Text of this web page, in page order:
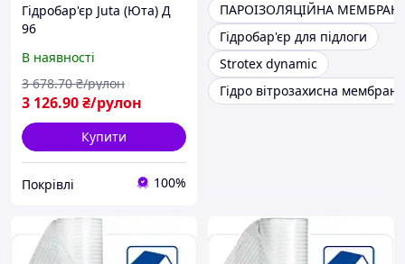
Гідробар'єр Juta (Юта) Д
96
В наявності
3 126.90₴/рулон
3 678.70 ₴/рулон
Купити
Покрівлі 100%
ПАРОІЗОЛЯЦІЙНА
Гідробар'єр для підлоги
Strotex dynamic
Гідро вітрозахисна мембрана